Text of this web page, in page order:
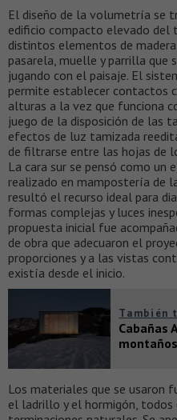
El diseño de la volumetría se
edificio compacto elevado del
distintos elementos de
pasarela, muelle y parrilla que
jugando con el paisaje. El
permite establecer contactos
alturas a la vez que funciona
juego de la disposición de las
efectos de luz tamizada
de filtrarse entre las hojas de
La cara sur se pensó como un
realizado en mampostería de
resultó el recurso ideal para
formas complejas y luces
propuesta inicial fue
de obra que adecuaron el
proporciones y a las vistas
existía desde el inicio.
También
Cabañas
Los materiales que se usaron
el ladrillo y el hormigón, todos